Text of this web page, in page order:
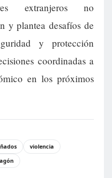
extranjeros no
y plantea desafíos de
y protección
coordinadas a
en los próximos
violencia